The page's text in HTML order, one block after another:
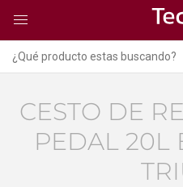
CESTO DE
PEDAL 20L